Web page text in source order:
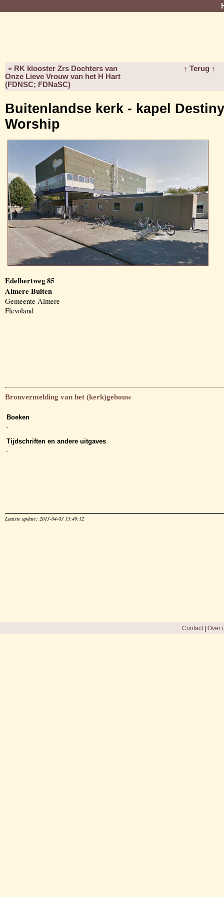
« RK klooster Zrs Dochters van
Onze Lieve Vrouw van het H Hart
(FDNSC; FDNaSC)
↑ Terug ↑
Buitenlandse kerk - kapel Destiny
Worship
Edelhertweg 85
Almere Buiten
Gemeente Almere
Flevoland
Bronvermelding van het (kerk)gebouw
Boeken
-
Tijdschriften en andere uitgaves
-
Laatste update: 2013-04-03 13:49:12
Contact| Over